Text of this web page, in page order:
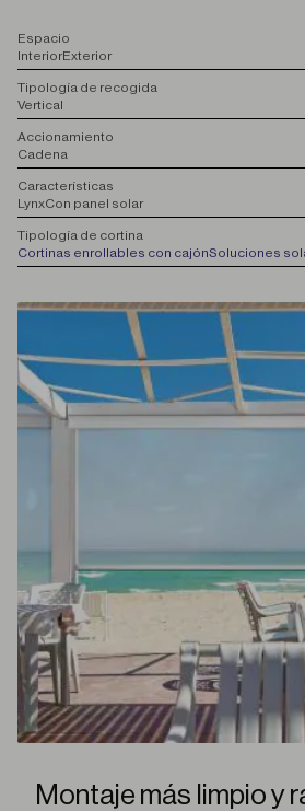
Espacio
InteriorExterior
Tipología de recogida
Vertical
Accionamiento
Cadena
Características
LynxCon panel solar
Tipología de cortina
Cortinas enrollables con cajónSoluciones
Montaje más limpio y